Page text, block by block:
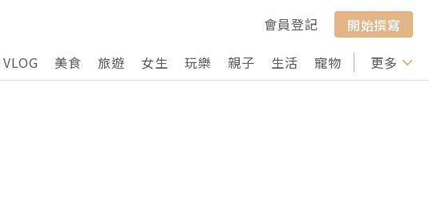
會員登記
開始撰寫
VLOG 美食 旅遊 女生 玩樂 親子 生活 寵物 行山 打卡
更多